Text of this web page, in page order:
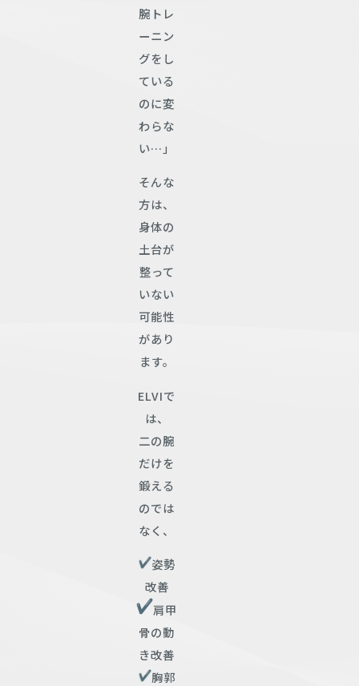
腕トレ
ーニン
グをし
ている
のに変
わらな
い…」
そんな
方は、
身体の
土台が
整って
いない
可能性
があり
ます。
ELVIで
は、
二の腕
だけを
鍛える
のでは
なく、
姿勢
改善
肩甲
骨の動
き改善
胸郭